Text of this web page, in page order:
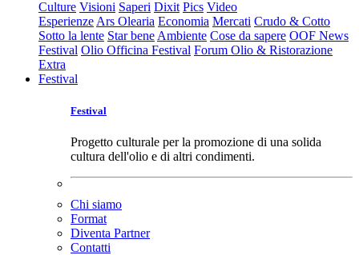
Culture Visioni Saperi Dixit Pics Video
Esperienze Ars Olearia Economia Mercati Crudo & Cotto
Sotto la lente Star bene Ambiente Cose da sapere OOF News
Festival Olio Officina Festival Forum Olio & Ristorazione
Extra
Festival
Festival
Progetto culturale per la promozione di una solida
cultura dell'olio e di altri condimenti.
Chi siamo
Format
Diventa Partner
Contatti